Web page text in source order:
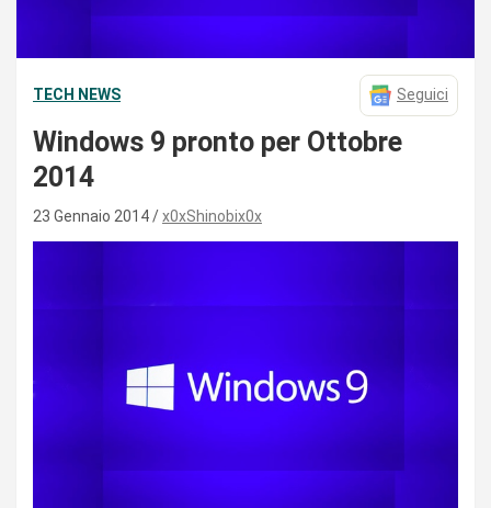
TECH NEWS Seguici
Windows 9 pronto per Ottobre
2014
23 Gennaio 2014 x0xShinobix0x